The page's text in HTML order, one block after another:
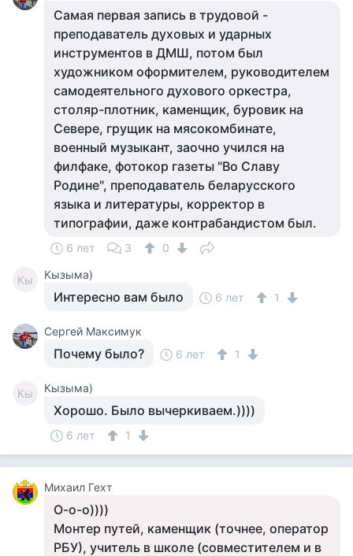
Самая первая запись в трудовой -
преподаватель духовых и ударных
инструментов в ДМШ, потом был
художником оформителем, руководителем
самодеятельного духового оркестра,
столяр-плотник, каменщик, буровик на
Севере, грущик на мясокомбинате,
военный музыкант, заочно учился на
филфаке, фотокор газеты "Во Славу
Родине", преподаватель беларусского
языка и литературы, корректор в
типографии, даже контрабандистом был.
6 лет 3 0
Кы Кызыма)
Интересно вам было 6 лет 1
Сергей Максимук
Почему было? 6 лет 1
Кы Кызыма)
Хорошо. Было вычеркиваем.))))
6 лет 1
Михаил Гехт
О-о-о))))
Монтер путей, каменщик (точнее, оператор
РБУ), учитель в школе (совместителем и в